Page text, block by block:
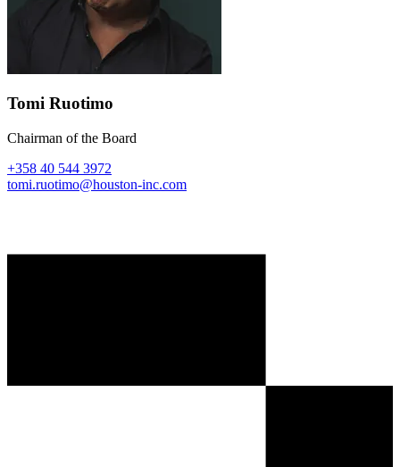
Tomi Ruotimo
Chairman of the Board
+358 40 544 3972
tomi.ruotimo@houston-inc.com